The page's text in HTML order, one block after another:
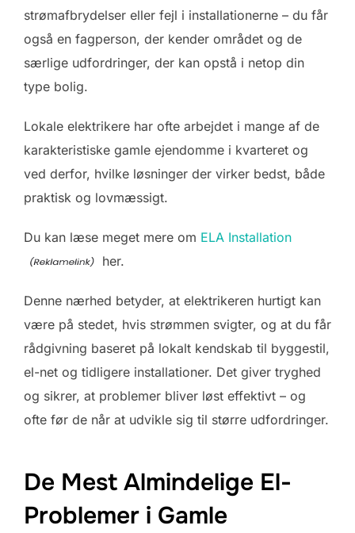
strømafbrydelser eller fejl i installationerne – du får
også en fagperson, der kender området og de
særlige udfordringer, der kan opstå i netop din
type bolig.
Lokale elektrikere har ofte arbejdet i mange af de
karakteristiske gamle ejendomme i kvarteret og
ved derfor, hvilke løsninger der virker bedst, både
praktisk og lovmæssigt.
Du kan læse meget mere om ELA Installation
her.
Denne nærhed betyder, at elektrikeren hurtigt kan
være på stedet, hvis strømmen svigter, og at du får
rådgivning baseret på lokalt kendskab til byggestil,
el-net og tidligere installationer. Det giver tryghed
og sikrer, at problemer bliver løst effektivt – og
ofte før de når at udvikle sig til større udfordringer.
De Mest Almindelige El-
Problemer i Gamle